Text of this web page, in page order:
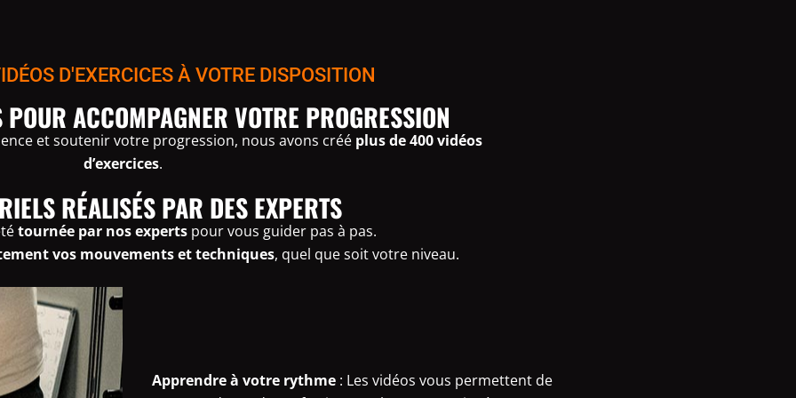
D'EXERCICES À VOTRE DISPOSITION
ACCOMPAGNER VOTRE PROGRESSION
et soutenir votre progression, nous avons créé plus de 400 vidéos
d’exercices.
RÉALISÉS PAR DES EXPERTS
tournée par nos experts pour vous guider pas à pas.
vos mouvements et techniques, quel que soit votre niveau.
Apprendre à votre rythme: Les vidéos vous permettent de